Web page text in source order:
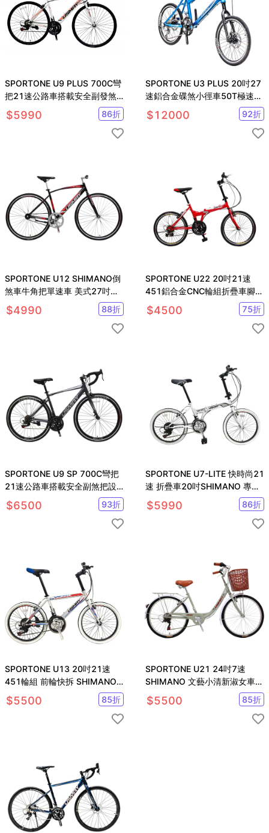
SPORTONE U9 PLUS 700C彎
把21速公路車搭載安全副發煞
把設計專為入門練騎而生的車款
$5990 86折
SPORTONE U3 PLUS 20吋27
速鋁合金碟煞小徑車50T極速齒
盤SHIMANO全套變速器
$12000 92折
SPORTONE U12 SHIMANO倒
煞車牛角把單速車 美式27吋經
典休閒自行車 簡單好騎
$4990 88折
SPORTONE U22 20吋21速
451鋁合金CNC輪組折疊車腳踏
車 最高CP值都會通勤小折
$4500 75折
SPORTONE U9 SP 700C彎把
21速公路車搭載安全副煞把設
計 男女學生公路跑車首選
$6500 93折
SPORTONE U7-LITE 快時尚21
速 折疊車20吋SHIMANO 專為
都會休閒需求而生
$5990 86折
SPORTONE U13 20吋21速
451輪組 前輪快拆 SHIMANO
指撥煞變合一變速器小徑車
$5500 85折
SPORTONE U21 24吋7速
SHIMANO 文藝小清新淑女車
低跨點設計 時尚復古自行車
$5500 85折